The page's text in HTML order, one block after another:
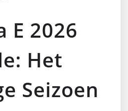
E 2026
Het
Seizoen